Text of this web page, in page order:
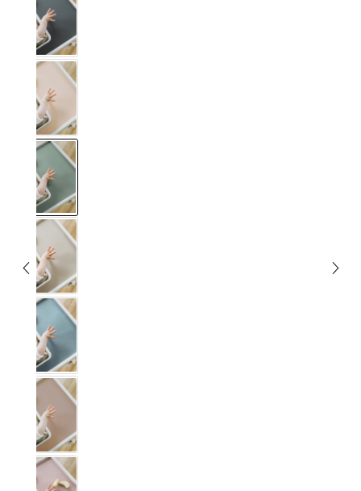
Ardoise
Beige crème
Eucalyptus
Gris ciment
Gris nordique
Toffee